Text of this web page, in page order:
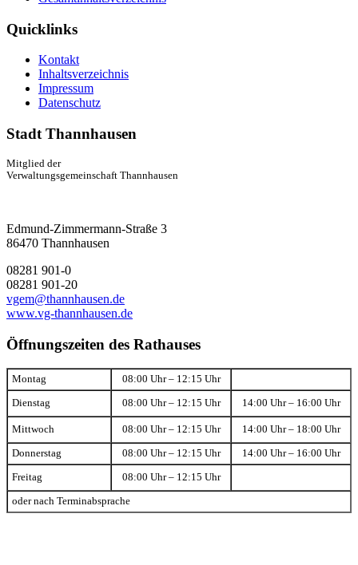
Quicklinks
Kontakt
Inhaltsverzeichnis
Impressum
Datenschutz
Stadt Thannhausen
Mitglied der
Verwaltungsgemeinschaft Thannhausen
Edmund-Zimmermann-Straße 3
86470 Thannhausen
08281 901-0
08281 901-20
vgem@thannhausen.de
www.vg-thannhausen.de
Öffnungszeiten des Rathauses
Montag 08:00 Uhr – 12:15 Uhr
Dienstag 08:00 Uhr – 12:15 Uhr 14:00 Uhr – 16:00 Uhr
Mittwoch 08:00 Uhr – 12:15 Uhr 14:00 Uhr – 18:00 Uhr
Donnerstag 08:00 Uhr – 12:15 Uhr 14:00 Uhr – 16:00 Uhr
Freitag 08:00 Uhr – 12:15 Uhr
oder nach Terminabsprache